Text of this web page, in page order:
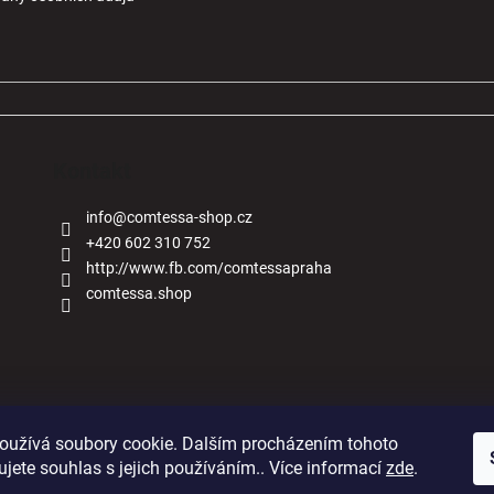
soubory cookie. Dalším procházením tohoto
souhlas s jejich používáním.. Více informací zde.
info@comtessa-shop.cz
+420 602 310 752
http://www.fb.com/comtessapraha
comtessa.shop
Naše obchody